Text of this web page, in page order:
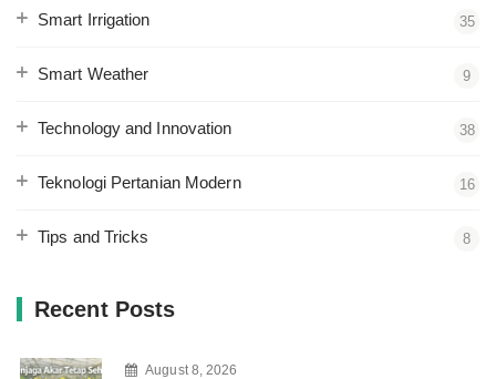
Smart Irrigation 35
Smart Weather 9
Technology and Innovation 38
Teknologi Pertanian Modern 16
Tips and Tricks 8
Recent Posts
August 8, 2026